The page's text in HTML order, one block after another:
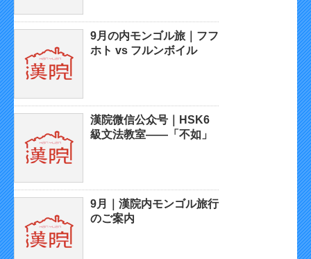
9月の内モンゴル旅｜フフ
ホト vs フルンボイル
漢院微信公众号｜HSK6
級文法教室——「不如」
9月｜漢院内モンゴル旅行
のご案内